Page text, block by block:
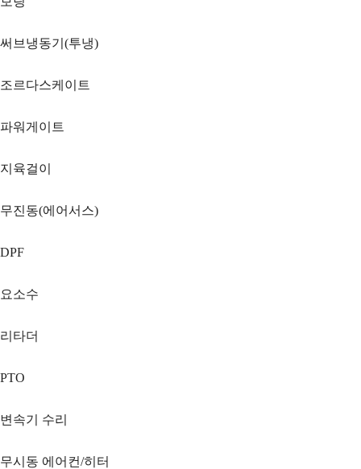
써브냉동기(투냉)
조르다스케이트
파워게이트
지육걸이
무진동(에어서스)
DPF
요소수
리타더
PTO
변속기 수리
무시동 에어컨/히터